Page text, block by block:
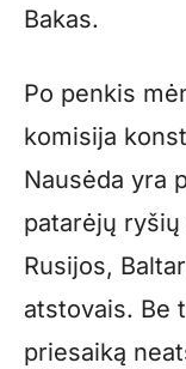
Bakas.
Po penkis
komisija
Nausėda yra
patarėjų
Rusijos,
atstovais. Be
priesaiką